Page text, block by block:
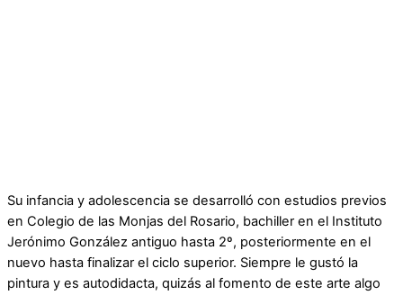
Su infancia y adolescencia se desarrolló con estudios previos
en Colegio de las Monjas del Rosario, bachiller en el Instituto
Jerónimo González antiguo hasta 2º, posteriormente en el
nuevo hasta finalizar el ciclo superior. Siempre le gustó la
pintura y es autodidacta, quizás al fomento de este arte algo